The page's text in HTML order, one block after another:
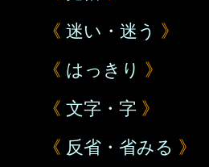
《 迷い・迷う 》
《 はっきり 》
《 文字・字 》
《 反省・省みる 》